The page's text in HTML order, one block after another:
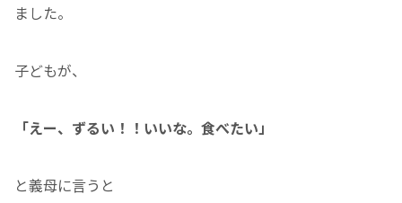
ました。
子どもが、
「えー、ずるい！！いいな。食べたい」
と義母に言うと